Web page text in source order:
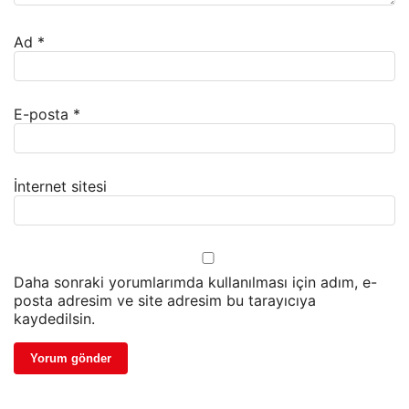
Ad *
E-posta *
İnternet sitesi
Daha sonraki yorumlarımda kullanılması için adım, e-
posta adresim ve site adresim bu tarayıcıya
kaydedilsin.